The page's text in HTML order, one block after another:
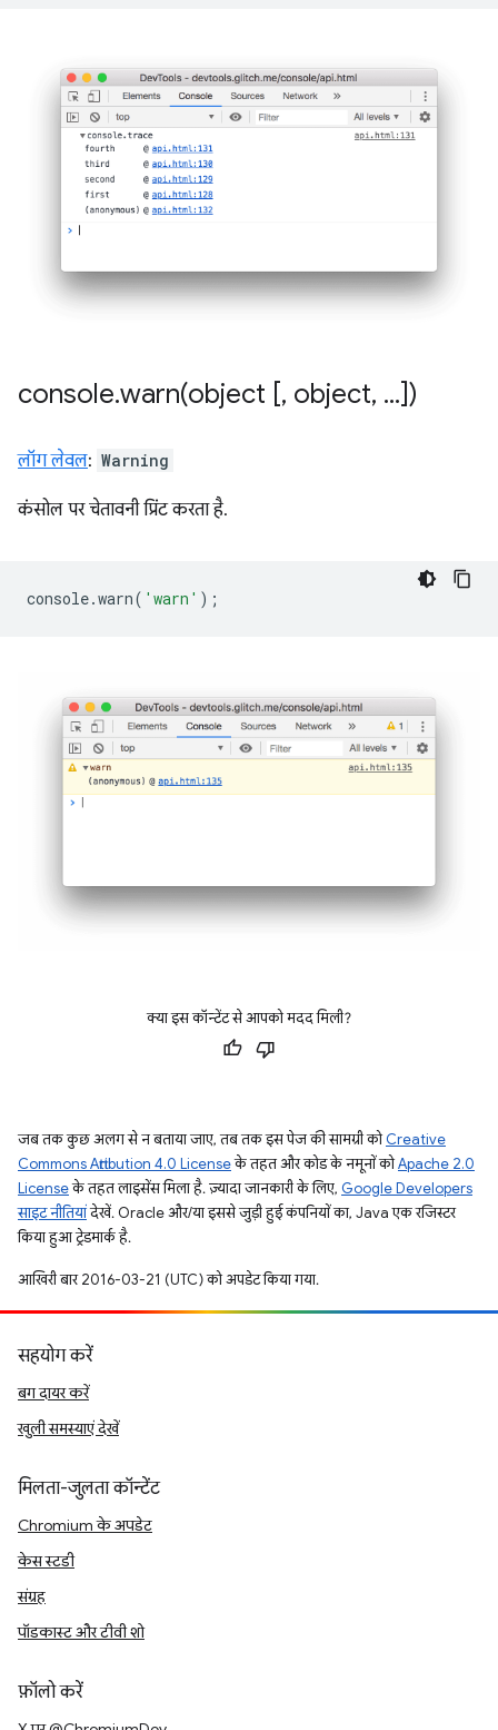
console.warn(object [, object, ...])
लॉग लेवल: Warning
कंसोल पर चेतावनी प्रिंट करता है.
console.warn( 'warn' );
क्या इस कॉन्टेंट से आपको मदद मिली?
जब तक कुछ अलग से न बताया जाए, तब तक इस पेज की सामग्री कोCreative
Commons Attribution 4.0 Licenseके तहत और कोड के नमूनों कोApache 2.0
Licenseके तहत लाइसेंस मिला है. ज़्यादा जानकारी के लिए, Google Developers
साइट नीतियांदेखें. Oracle और/या इससे जुड़ी हुई कंपनियों का, Java एक रजिस्टर
किया हुआ ट्रेडमार्क है.
आखिरी बार 2016-03-21 (UTC) को अपडेट किया गया.
सहयोग करें
बग दायर करें
खुली समस्याएं देखें
मिलता-जुलता कॉन्टेंट
Chromium के अपडेट
केस स्टडी
संग्रह
पॉडकास्ट और टीवी शो
फ़ॉलो करें